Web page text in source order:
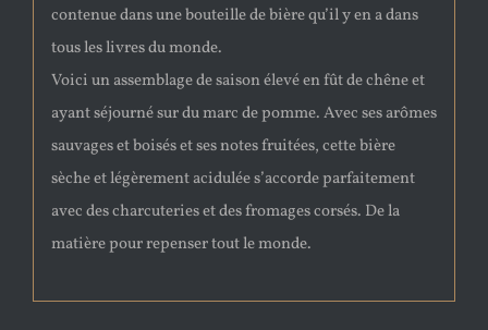
contenue dans une bouteille de bière qu’il y en a dans
tous les livres du monde.
Voici un assemblage de saison élevé en fût de chêne et
ayant séjourné sur du marc de pomme. Avec ses arômes
sauvages et boisés et ses notes fruitées, cette bière
sèche et légèrement acidulée s’accorde parfaitement
avec des charcuteries et des fromages corsés. De la
matière pour repenser tout le monde.